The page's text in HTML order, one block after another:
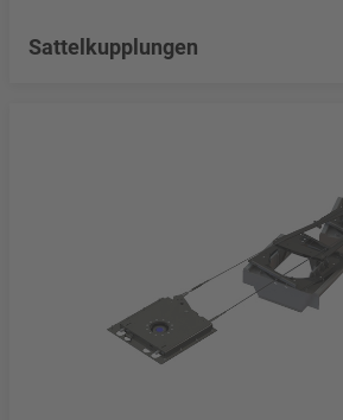
Sattelkupplungen